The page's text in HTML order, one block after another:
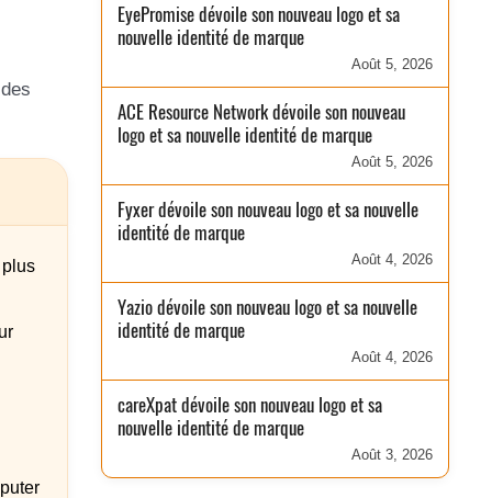
EyePromise dévoile son nouveau logo et sa
nouvelle identité de marque
Août 5, 2026
ACE Resource Network dévoile son nouveau
logo et sa nouvelle identité de marque
Août 5, 2026
Fyxer dévoile son nouveau logo et sa nouvelle
identité de marque
Août 4, 2026
Yazio dévoile son nouveau logo et sa nouvelle
identité de marque
Août 4, 2026
careXpat dévoile son nouveau logo et sa
nouvelle identité de marque
Août 3, 2026